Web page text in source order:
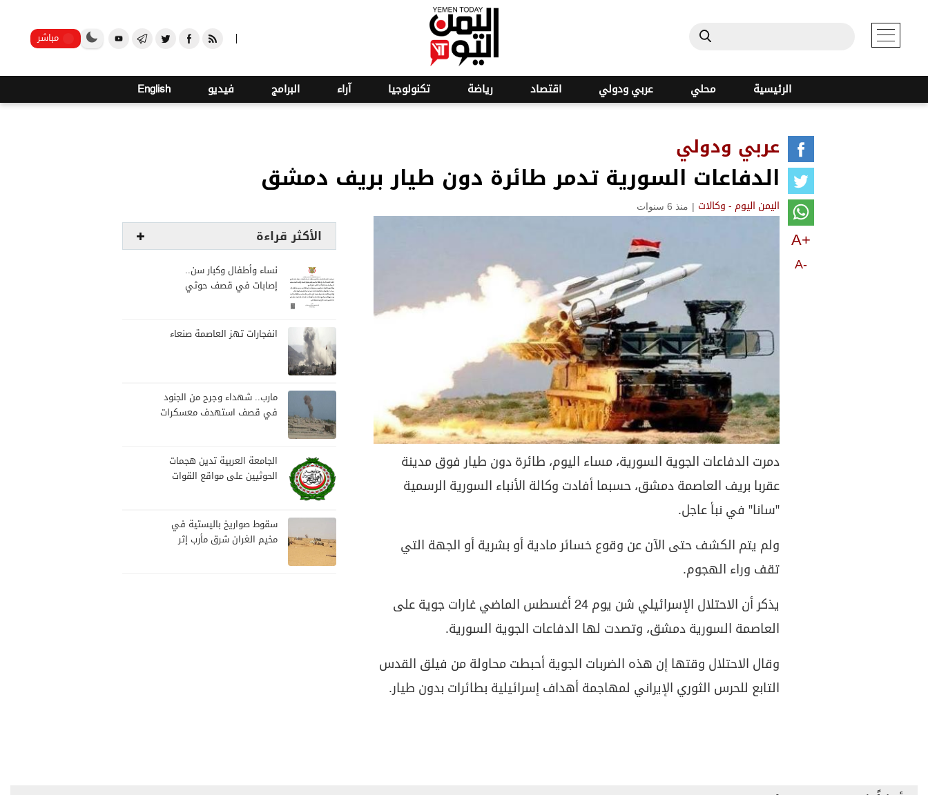
مباشر
الرئيسية محلي عربي ودولي اقتصاد رياضة تكنولوجيا آراء البرامج فيديو English
عربي ودولي
الدفاعات السورية تدمر طائرة دون طيار بريف دمشق
اليمن اليوم - وكالات | منذ 6 سنوات
A+
A-
دمرت الدفاعات الجوية السورية، مساء اليوم، طائرة دون طيار فوق مدينة
عقربا بريف العاصمة دمشق، حسبما أفادت وكالة الأنباء السورية الرسمية
"سانا" في نبأ عاجل.
ولم يتم الكشف حتى الآن عن وقوع خسائر مادية أو بشرية أو الجهة التي
تقف وراء الهجوم.
يذكر أن الاحتلال الإسرائيلي شن يوم 24 أغسطس الماضي غارات جوية على
العاصمة السورية دمشق، وتصدت لها الدفاعات الجوية السورية.
وقال الاحتلال وقتها إن هذه الضربات الجوية أحبطت محاولة من فيلق القدس
التابع للحرس الثوري الإيراني لمهاجمة أهداف إسرائيلية بطائرات بدون طيار.
الأكثر قراءة
نساء وأطفال وكبار سن..
إصابات في قصف حوثي
انفجارات تهز العاصمة صنعاء
مارب.. شهداء وجرح من الجنود
في قصف استهدف معسكرات
الجامعة العربية تدين هجمات
الحوثيين على مواقع القوات
سقوط صواريخ باليستية في
مخيم الغران شرق مأرب إثر